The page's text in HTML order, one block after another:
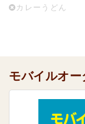
カレーうどん
モバイルオ